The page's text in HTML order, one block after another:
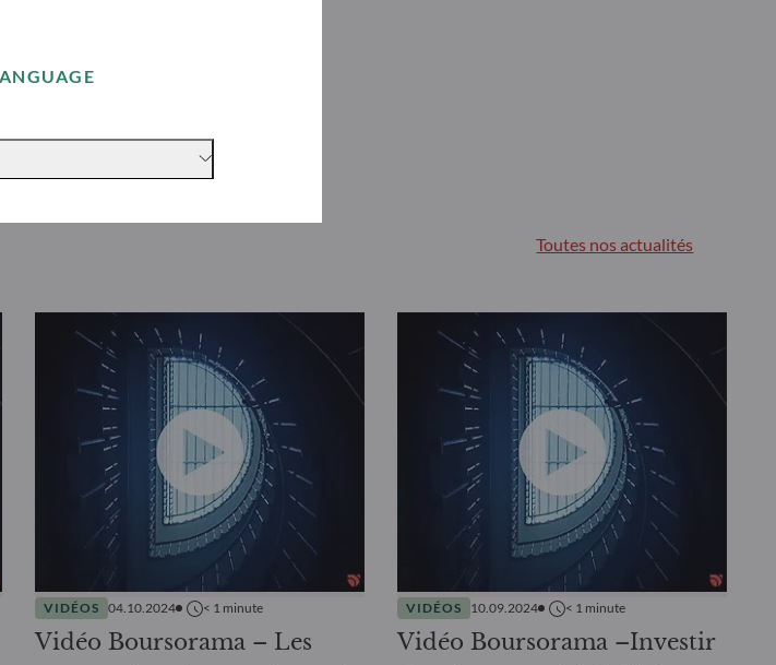
Toutes nos actualités
VIDÉOS 04.10.2024 < 1 minute
Vidéo Boursorama – Les
VIDÉOS 10.09.2024 < 1 minute
Vidéo Boursorama –Investir